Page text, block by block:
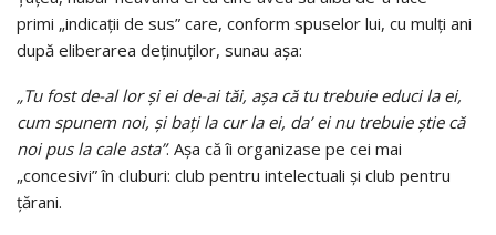
primi „indicaţii de sus” care, conform spuselor lui, cu mulţi ani
după eliberarea deţinuţilor, sunau aşa:
„Tu fost de-al lor şi ei de-ai tăi, aşa că tu trebuie educi la ei,
cum spunem noi, şi baţi la cur la ei, da’ ei nu trebuie ştie că
noi pus la cale asta”. Aşa că îi organizase pe cei mai
„concesivi” în cluburi: club pentru intelectuali şi club pentru
ţărani.